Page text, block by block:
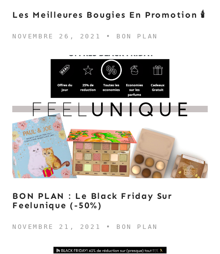
Les Meilleures Bougies En Promotion 🕯️
NOVEMBRE 26, 2021 • BON PLAN
BON PLAN : Le Black Friday Sur
Feelunique (-50%)
NOVEMBRE 21, 2021 • BON PLAN